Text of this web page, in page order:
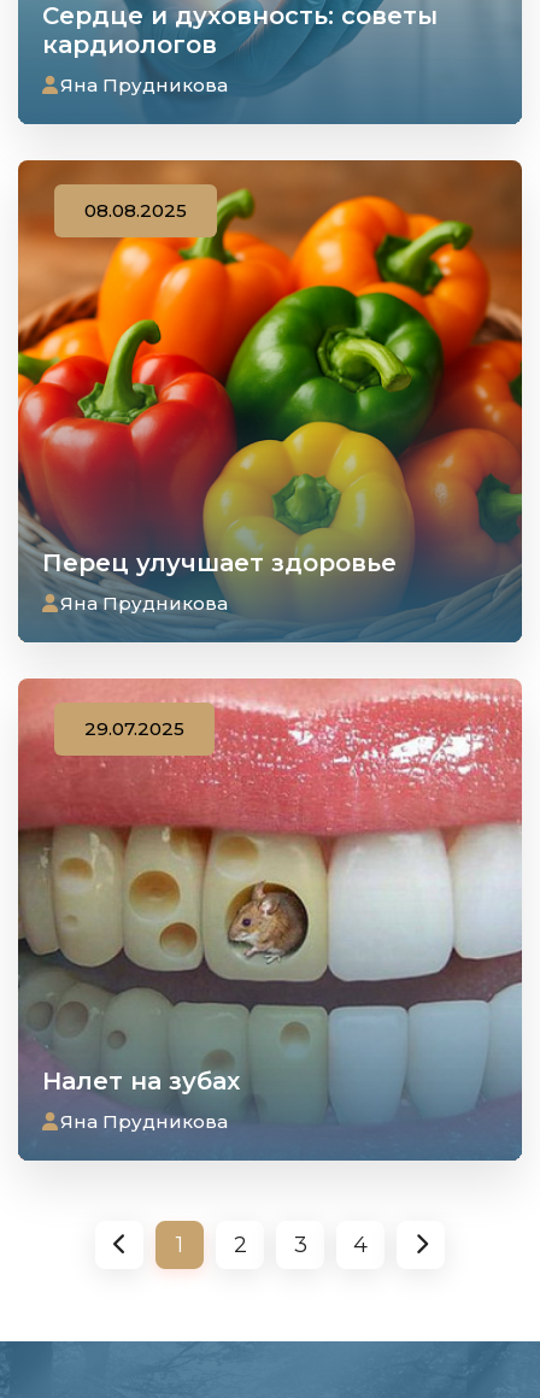
Сердце и духовность: советы
кардиологов
Яна Прудникова
Перец улучшает здоровье
08.08.2025
Яна Прудникова
Налет на зубах
29.07.2025
Яна Прудникова
1 2 3 4